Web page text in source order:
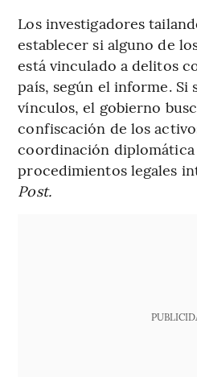
Los investigadores
establecer si alguno de
está vinculado a delitos
país, según el informe. Si
vínculos, el gobierno
confiscación de los
coordinación
procedimientos legales
Post.